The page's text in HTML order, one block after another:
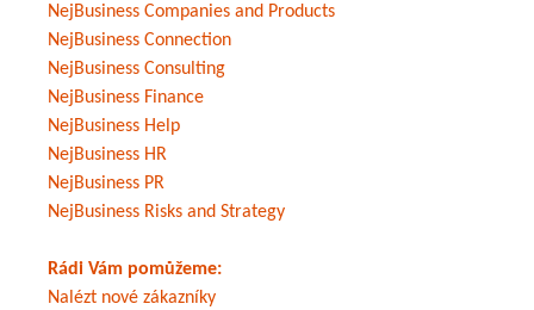
NejBusiness Companies and Products
NejBusiness Connection
NejBusiness Consulting
NejBusiness Finance
NejBusiness Help
NejBusiness HR
NejBusiness PR
NejBusiness Risks and Strategy
Rádi Vám pomůžeme:
Nalézt nové zákazníky